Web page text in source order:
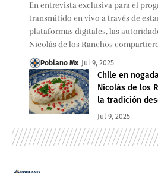
En entrevista exclusiva para el
transmitido en vivo a través de
plataformas digitales, las
Nicolás de los Ranchos
Poblano Mx Jul 9, 2025
Chile en
Nicolás de los
la tradición
Jul 9, 2025